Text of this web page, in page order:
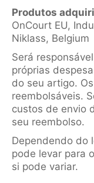
Produtos
OnCourt EU,
Niklass, Belgium
Será
próprias
do seu artigo.
reembolsáveis.
custos de envio
seu reembolso.
Dependendo do
pode levar para
si pode variar.